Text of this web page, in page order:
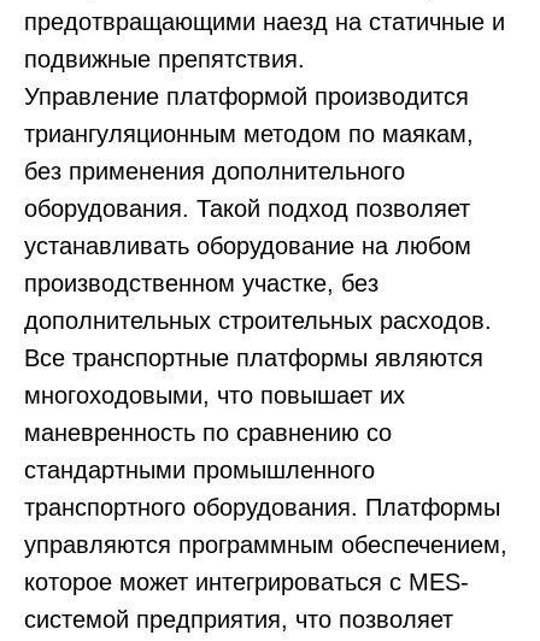
предотвращающими наезд на статичные и
подвижные препятствия.
Управление платформой производится
триангуляционным методом по маякам,
без применения дополнительного
оборудования. Такой подход позволяет
устанавливать оборудование на любом
производственном участке, без
дополнительных строительных расходов.
Все транспортные платформы являются
многоходовыми, что повышает их
маневренность по сравнению со
стандартными промышленного
транспортного оборудования. Платформы
управляются программным обеспечением,
которое может интегрироваться с MES-
системой предприятия, что позволяет